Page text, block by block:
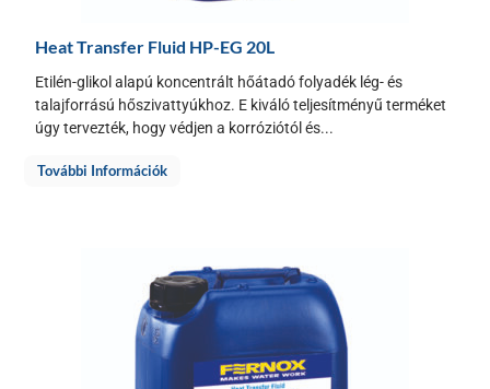
Heat Transfer Fluid HP-EG 20L
Etilén-glikol alapú koncentrált hőátadó folyadék lég- és
talajforrású hőszivattyúkhoz. E kiváló teljesítményű terméket
úgy tervezték, hogy védjen a korróziótól és...
További Információk